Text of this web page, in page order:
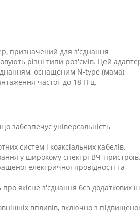
призначений для з'єднання
різні типи роз'ємів. Цей
оснащеним N-type (мама),
частот до 18 ГГц.
забезпечує універсальність
систем і коаксіальних кабелів.
у широкому спектрі ВЧ-пристроїв.
електричної провідності та
якісне з'єднання без додаткових
впливів, включно з